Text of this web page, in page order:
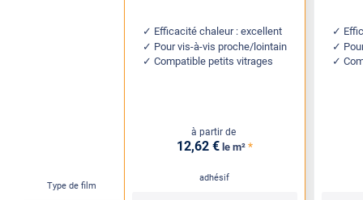
Type de film
Efficacité chaleur : excellent
Pour vis-à-vis proche/lointain
Compatible petits vitrages
à partir de
12,62 € le m² *
adhésif